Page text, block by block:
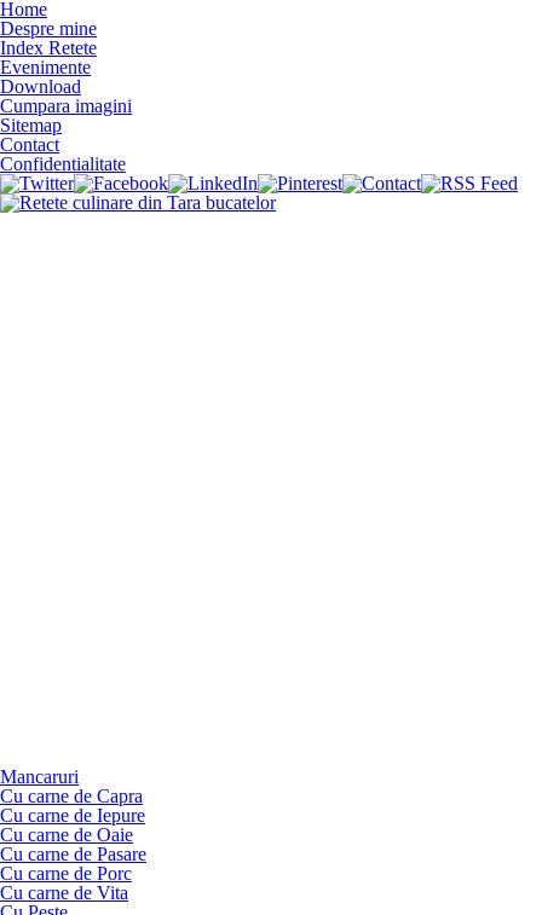
Home
Despre mine
Index Retete
Evenimente
Download
Cumpara imagini
Sitemap
Contact
Confidentialitate
Mancaruri
Cu carne de Capra
Cu carne de Iepure
Cu carne de Oaie
Cu carne de Pasare
Cu carne de Porc
Cu carne de Vita